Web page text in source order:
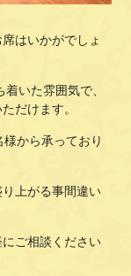
はいかがでしょ
いた雰囲気で、
だけます。
から承っており
上がる事間違い
ご相談ください